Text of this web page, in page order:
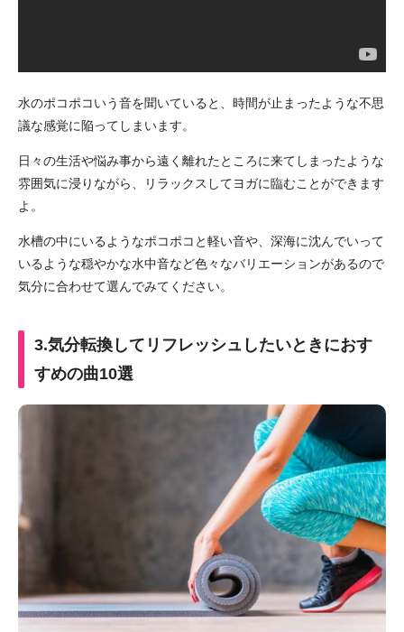
水のポコポコいう音を聞いていると、時間が止まったような不思
議な感覚に陥ってしまいます。
日々の生活や悩み事から遠く離れたところに来てしまったような
雰囲気に浸りながら、リラックスしてヨガに臨むことができます
よ。
水槽の中にいるようなポコポコと軽い音や、深海に沈んでいって
いるような穏やかな水中音など色々なバリエーションがあるので
気分に合わせて選んでみてください。
3.気分転換してリフレッシュしたいときにおす
すめの曲10選